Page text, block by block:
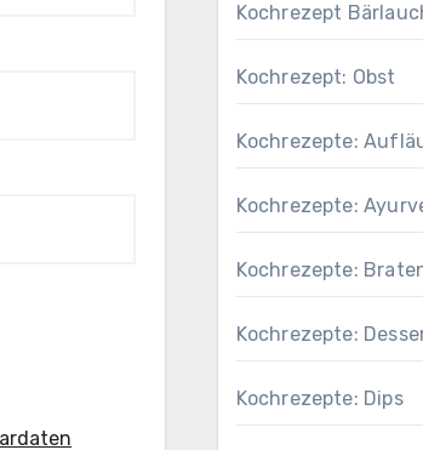
Kochrezept
Kochrezept: Obst
Kochrezepte:
Kochrezepte:
Kochrezepte:
Kochrezepte:
Kochrezepte: Dips